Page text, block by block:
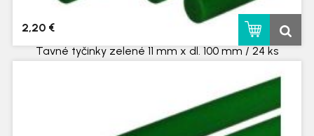
Tavné tyčinky zelené 11 mm x dl. 100 mm / 24 ks
2,20 €